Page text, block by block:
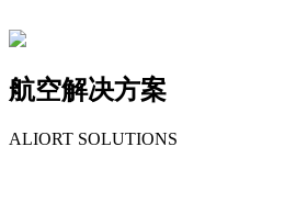
航空解决方案
ALIORT SOLUTIONS